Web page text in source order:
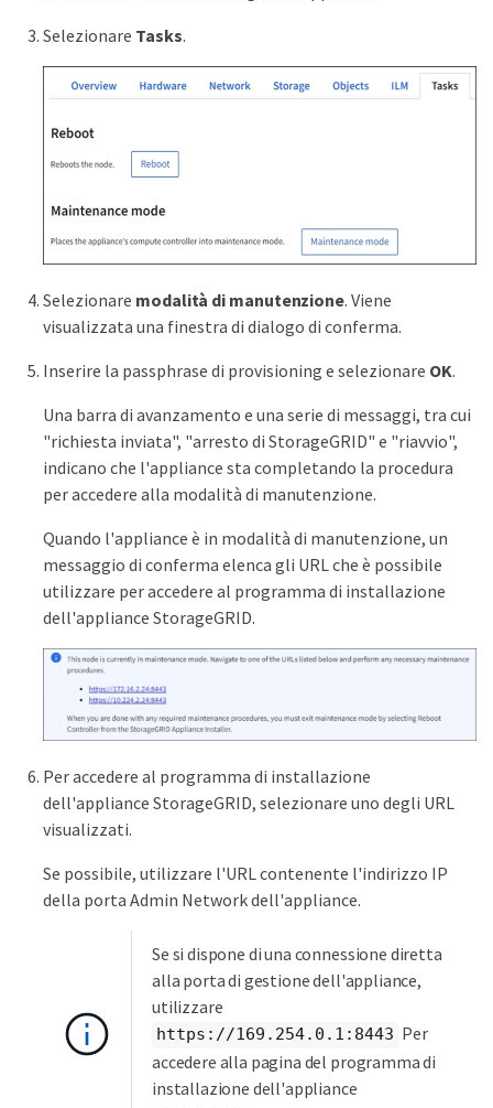
Selezionare Tasks.
Selezionare modalità di manutenzione. Viene
visualizzata una finestra di dialogo di conferma.
Inserire la passphrase di provisioning e selezionare OK.
Una barra di avanzamento e una serie di messaggi, tra cui
"richiesta inviata", "arresto di StorageGRID" e "riavvio",
indicano che l'appliance sta completando la procedura
per accedere alla modalità di manutenzione.
Quando l'appliance è in modalità di manutenzione, un
messaggio di conferma elenca gli URL che è possibile
utilizzare per accedere al programma di installazione
dell'appliance StorageGRID.
Per accedere al programma di installazione
dell'appliance StorageGRID, selezionare uno degli URL
visualizzati.
Se possibile, utilizzare l'URL contenente l'indirizzo IP
della porta Admin Network dell'appliance.
Se si dispone di una connessione diretta
alla porta di gestione dell'appliance,
utilizzare
https://169.254.0.1:8443 Per
accedere alla pagina del programma di
installazione dell'appliance